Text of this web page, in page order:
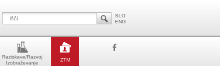
SLO
ENG
Raziskave/Razvoj
Izobraževanje
ZTM